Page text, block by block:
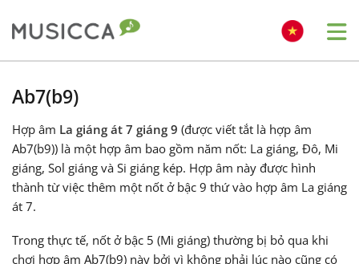
Български
Dansk
Deutsch
Ab7(b9)
Hợp âm La giáng át 7 giáng 9 (được viết tắt là hợp âm
Ab7(b9)) là một hợp âm bao gồm năm nốt: La giáng, Đô, Mi
giáng, Sol giáng và Si giáng kép. Hợp âm này được hình
thành từ việc thêm một nốt ở bậc 9 thứ vào hợp âm La giáng
át 7.
Trong thực tế, nốt ở bậc 5 (Mi giáng) thường bị bỏ qua khi
chơi hợp âm Ab7(b9) này bởi vì không phải lúc nào cũng có